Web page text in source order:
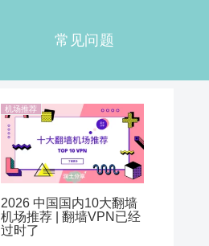
常见问题
机场推荐
2026 中国国内10大翻墙
机场推荐 | 翻墙VPN已经
过时了